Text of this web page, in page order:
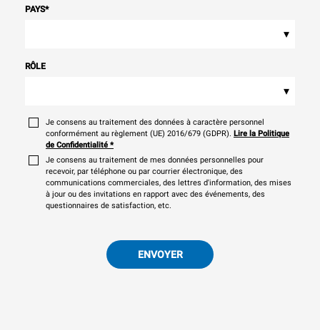
PAYS*
▾
RÔLE
▾
Je consens au traitement des données à caractère personnel
conformément au règlement (UE) 2016/679 (GDPR). Lire la Politique
de Confidentialité *
Je consens au traitement de mes données personnelles pour
recevoir, par téléphone ou par courrier électronique, des
communications commerciales, des lettres d'information, des mises
à jour ou des invitations en rapport avec des événements, des
questionnaires de satisfaction, etc.
ENVOYER